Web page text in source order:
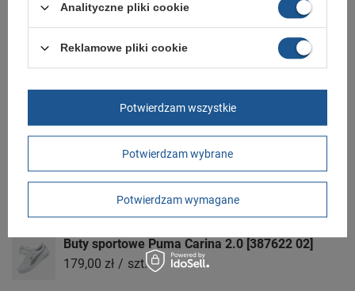
Długość towaru w
Szerokość towaru w
Zobacz również
Buty sportowe damskie Puma Jada Olympic
[382574 01]
99,00 zł / szt.
Buty sportowe Puma Carina 2.0 [387622 02]
179,00 zł / szt.
Analityczne pliki cookie
Reklamowe pliki cookie
Potwierdzam wybrane
Potwierdzam wymagane
Potwierdzam wszystkie